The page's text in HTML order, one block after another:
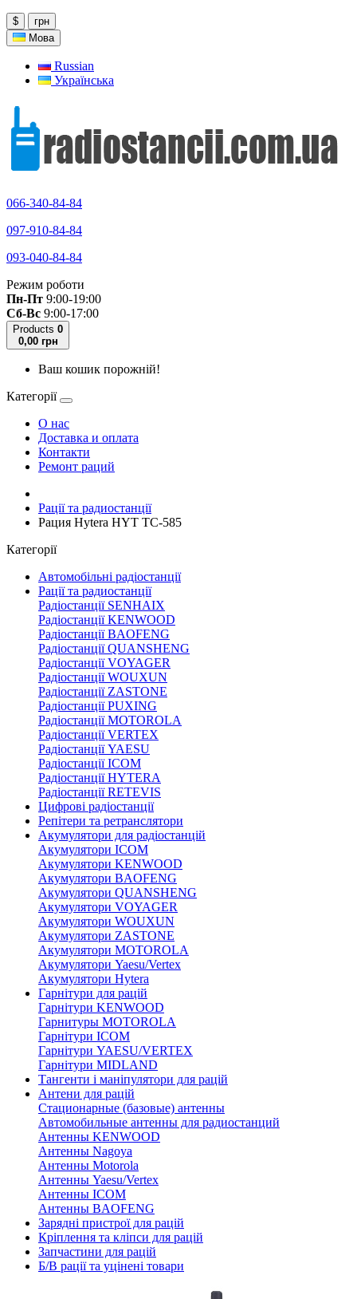
$
грн
Мова
Russian
Українська
066-340-84-84
097-910-84-84
093-040-84-84
Режим роботи
Пн-Пт 9:00-19:00
Сб-Вс 9:00-17:00
Products 0
0,00 грн
Ваш кошик порожній!
Категорії
О нас
Доставка и оплата
Контакти
Ремонт раций
Рації та радиостанції
Рация Hytera HYT TC-585
Категорії
Автомобільні радіостанції
Рації та радиостанції
Радіостанції SENHAIX
Радіостанції KENWOOD
Радіостанції BAOFENG
Радіостанції QUANSHENG
Радіостанції VOYAGER
Радіостанції WOUXUN
Радіостанції ZASTONE
Радіостанції PUXING
Радіостанції MOTOROLA
Радіостанції VERTEX
Радіостанції YAESU
Радіостанції ICOM
Радіостанції HYTERA
Радіостанції RETEVIS
Цифрові радіостанції
Репітери та ретранслятори
Акумулятори для радіостанцій
Акумулятори ICOM
Акумулятори KENWOOD
Акумулятори BAOFENG
Акумулятори QUANSHENG
Акумулятори VOYAGER
Акумулятори WOUXUN
Акумулятори ZASTONE
Акумулятори MOTOROLA
Акумулятори Yaesu/Vertex
Акумулятори Hytera
Гарнітури для рацій
Гарнітури KENWOOD
Гарнитуры MOTOROLA
Гарнітури ICOM
Гарнітури YAESU/VERTEX
Гарнітури MIDLAND
Тангенти і маніпулятори для рацій
Антени для рацій
Стационарные (базовые) антенны
Автомобильные антенны для радиостанций
Антенны KENWOOD
Антенны Nagoya
Антенны Motorola
Антенны Yaesu/Vertex
Антенны ICOM
Антенны BAOFENG
Зарядні пристрої для рацій
Кріплення та кліпси для рацій
Запчастини для рацій
Б/В рації та уцінені товари